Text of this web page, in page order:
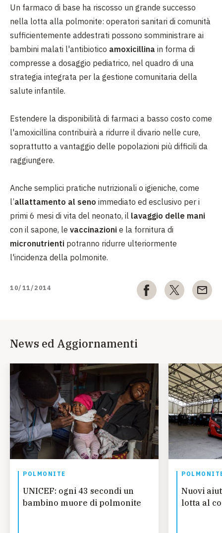
Un farmaco di base ha riscosso un grande successo
nella lotta alla polmonite: operatori sanitari di comunità
sufficientemente addestrati possono somministrare ai
bambini malati l'antibiotico amoxicillina in forma di
compresse a dosaggio pediatrico, nel quadro di una
strategia integrata per la gestione comunitaria della
salute infantile.
Estendere la disponibilità di farmaci a basso costo come
l'amoxicillina contribuirà a ridurre il divario nelle cure,
soprattutto a vantaggio delle popolazioni più difficili da
raggiungere.
Anche semplici pratiche nutrizionali o igieniche, come
l’allattamento al seno immediato ed esclusivo per i
primi 6 mesi di vita del neonato, il lavaggio delle mani
con il sapone, le vaccinazioni e la fornitura di
micronutrienti potranno ridurre ulteriormente
l'incidenza della polmonite.
10/11/2014
News ed Aggiornamenti
POLMONITE
UNICEF: ogni 43 secondi un
bambino muore di polmonite
Nuovi
lotta al